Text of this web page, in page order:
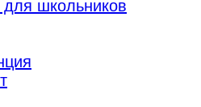
школьников